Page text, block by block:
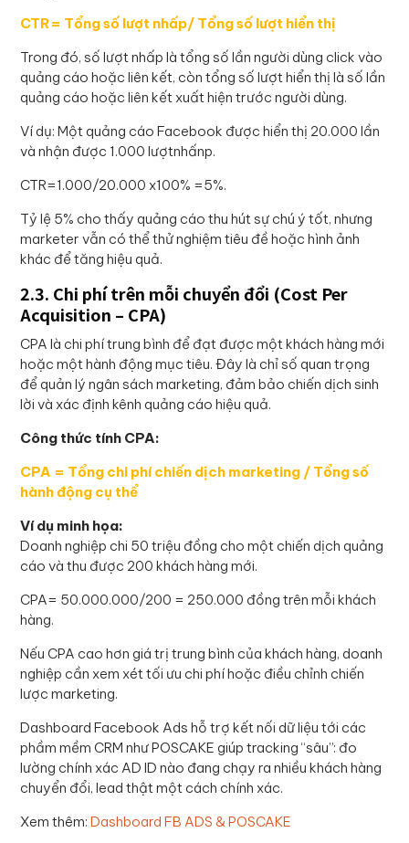
CTR= Tổng số lượt nhấp/ Tổng số lượt hiển thị
Trong đó, số lượt nhấp là tổng số lần người dùng click vào
quảng cáo hoặc liên kết, còn tổng số lượt hiển thị là số lần
quảng cáo hoặc liên kết xuất hiện trước người dùng.
Ví dụ: Một quảng cáo Facebook được hiển thị 20.000 lần
và nhận được 1.000 lượtnhấnp.
CTR=1.000/20.000 x100% =5%.
Tỷ lệ 5% cho thấy quảng cáo thu hút sự chú ý tốt, nhưng
marketer vẫn có thể thử nghiệm tiêu đề hoặc hình ảnh
khác để tăng hiệu quả.
2.3. Chi phí trên mỗi chuyển đổi (Cost Per
Acquisition – CPA)
CPA là chi phí trung bình để đạt được một khách hàng mới
hoặc một hành động mục tiêu. Đây là chỉ số quan trọng
để quản lý ngân sách marketing, đảm bảo chiến dịch sinh
lời và xác định kênh quảng cáo hiệu quả.
Công thức tính CPA:
CPA = Tổng chi phí chiến dịch marketing / Tổng số
hành động cụ thể
Ví dụ minh họa:
Doanh nghiệp chi 50 triệu đồng cho một chiến dịch quảng
cáo và thu được 200 khách hàng mới.
CPA= 50.000.000/200 = 250.000 đồng trên mỗi khách
hàng.
Nếu CPA cao hơn giá trị trung bình của khách hàng, doanh
nghiệp cần xem xét tối ưu chi phí hoặc điều chỉnh chiến
lược marketing.
Dashboard Facebook Ads hỗ trợ kết nối dữ liệu tới các
phầm mềm CRM như POSCAKE giúp tracking “sâu”: đo
lường chính xác AD ID nào đang chạy ra nhiều khách hàng
chuyển đổi, lead thật một cách chính xác.
Xem thêm:Dashboard FB ADS & POSCAKE